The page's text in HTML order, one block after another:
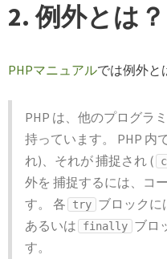
2. 例外とは？
PHPマニュアルでは例外と
PHP は、他のプログラ
持っています。 PHP 内
れ)、それが 捕捉され (
外を 捕捉するには、コ
す。 各
try ブロックに
あるいは
finally ブロ
す。